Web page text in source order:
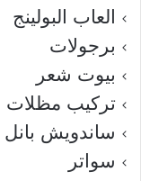
العاب البولينج
برجولات
بيوت شعر
تركيب مظلات
ساندويش بانل
سواتر